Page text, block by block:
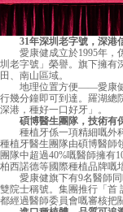
31年深圳老字號，深港
愛康健成立於1995年，
圳老字號」榮譽。旗下擁有
田、南山區域。
地理位置方便——愛康健
行幾分鐘即可到達。羅湖總
深港，種好一口好牙」。
碩博醫生團隊，技術有
種植牙係一項精細嘅外科
種植牙醫生團隊由碩博醫師
團隊中超過40%嘅醫師擁有
柏西諾德等國際種植品牌嘅
愛康健旗下有9名醫師同
雙院士稱號。集團推行「首
都經過醫師委員會嘅審核把